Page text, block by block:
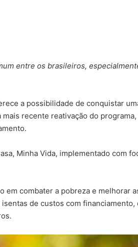
entre os brasileiros,
a possibilidade de conquistar
mais recente reativação do
Minha Vida, implementado com
combater a pobreza e melhorar
de custos com